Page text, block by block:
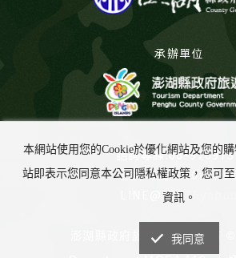
承辦單位
諮詢專線:06-
諮詢時間:8:00-
LINE@:@675yabuu
澎湖縣政府旅遊處 版權所有
本網站使用您的Cookie於優化網站及您的
站即表示您同意本公司隱私權政策，您可
資訊。
我同意